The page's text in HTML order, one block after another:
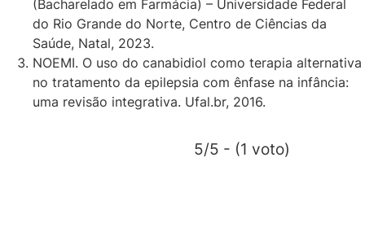
(Bacharelado em Farmácia) – Universidade Federal
do Rio Grande do Norte, Centro de Ciências da
Saúde, Natal, 2023.
NOEMI. O uso do canabidiol como terapia alternativa
no tratamento da epilepsia com ênfase na infância:
uma revisão integrativa. Ufal.br, 2016.
5/5 - (1 voto)